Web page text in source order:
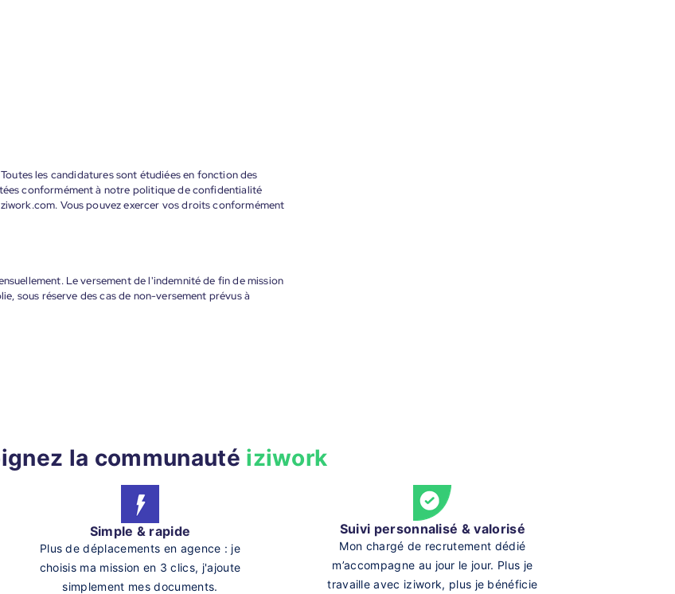
les candidatures sont étudiées en fonction des
conformément à notre politique de confidentialité
Vous pouvez exercer vos droits conformément
Le versement de l'indemnité de fin de mission
sous réserve des cas de non-versement prévus à
la communauté iziwork
Simple & rapide
Plus de déplacements en agence : je
choisis ma mission en 3 clics, j'ajoute
simplement mes documents.
Suivi personnalisé & valorisé
Mon chargé de recrutement dédié
m’accompagne au jour le jour. Plus je
travaille avec iziwork, plus je bénéficie